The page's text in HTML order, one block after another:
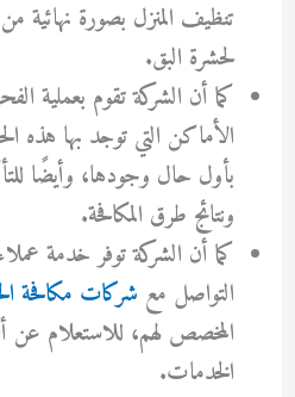
تنظيف المنزل بصورة
لحشرة البق.
كما أن الشركة تقوم بعملية
الأماكن التي توجد بها هذه
بأول حال وجودها، وأيضًا
ونتائج طرق المكافحة.
كما أن الشركة توفر خدمة
التواصل مع شركات مكافحة
المخصص لهم، للاستعلام
الخدمات.